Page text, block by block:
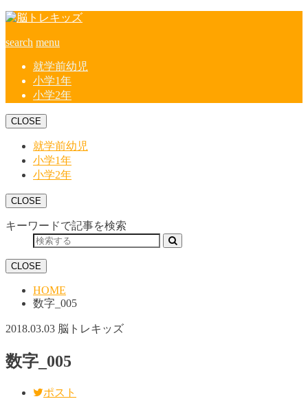
search menu
就学前幼児
小学1年
小学2年
CLOSE
就学前幼児
小学1年
小学2年
CLOSE
キーワードで記事を検索
CLOSE
HOME
数字_005
2018.03.03 脳トレキッズ
数字_005
ポスト